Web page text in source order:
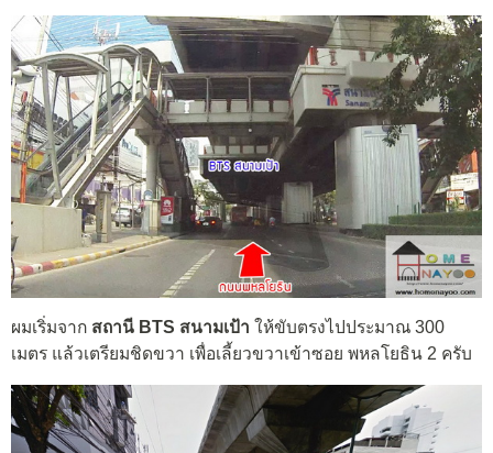
ผมเริ่มจาก สถานี BTS สนามเป้า ให้ขับตรงไปประมาณ 300
เมตร แล้วเตรียมชิดขวา เพื่อเลี้ยวขวาเข้าซอย พหลโยธิน 2 ครับ